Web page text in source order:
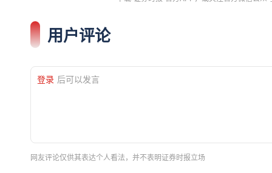
用户评论
登录 后可以发言
网友评论仅供其表达个人看法，并不表明证券时报立场